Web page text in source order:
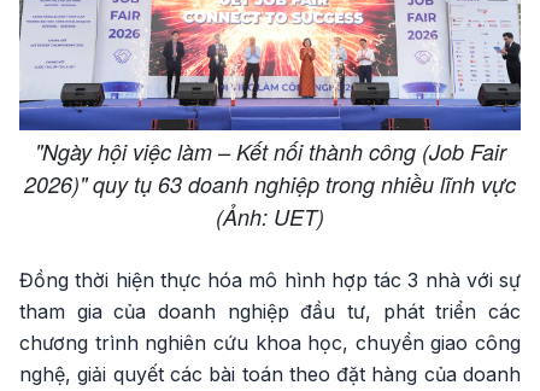
"Ngày hội việc làm – Kết nối thành công (Job Fair
2026)" quy tụ 63 doanh nghiệp trong nhiều lĩnh vực
(Ảnh: UET)
Đồng thời hiện thực hóa mô hình hợp tác 3 nhà với sự
tham gia của doanh nghiệp đầu tư, phát triển các
chương trình nghiên cứu khoa học, chuyển giao công
nghệ, giải quyết các bài toán theo đặt hàng của doanh